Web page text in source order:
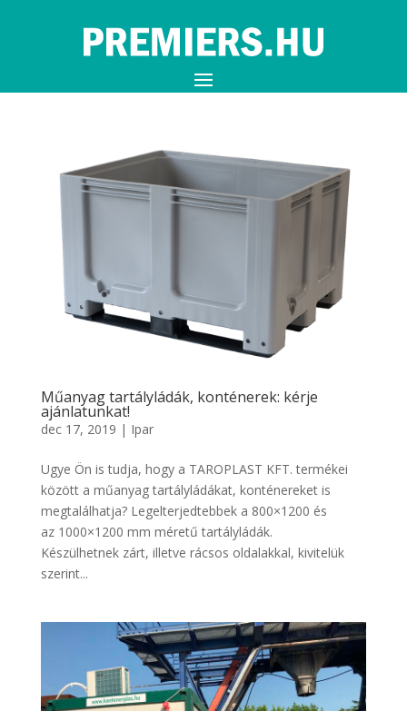
Műanyag tartályládák, konténerek: kérje
ajánlatunkat!
dec 17, 2019 | Ipar
Ugye Ön is tudja, hogy a TAROPLAST KFT. termékei
között a műanyag tartályládákat, konténereket is
megtalálhatja? Legelterjedtebbek a 800×1200 és
az 1000×1200 mm méretű tartályládák.
Készülhetnek zárt, illetve rácsos oldalakkal, kivitelük
szerint...